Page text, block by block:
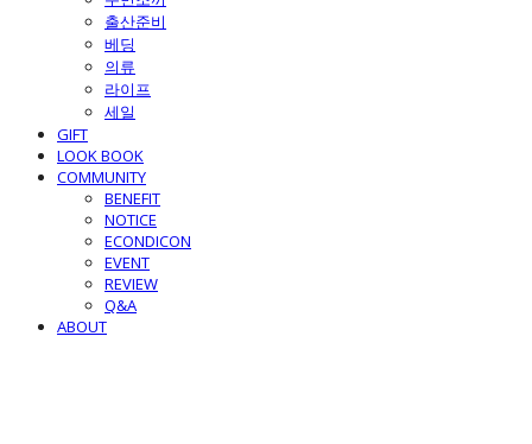
출산준비
베딩
의류
라이프
세일
GIFT
LOOK BOOK
COMMUNITY
BENEFIT
NOTICE
ECONDICON
EVENT
REVIEW
Q&A
ABOUT